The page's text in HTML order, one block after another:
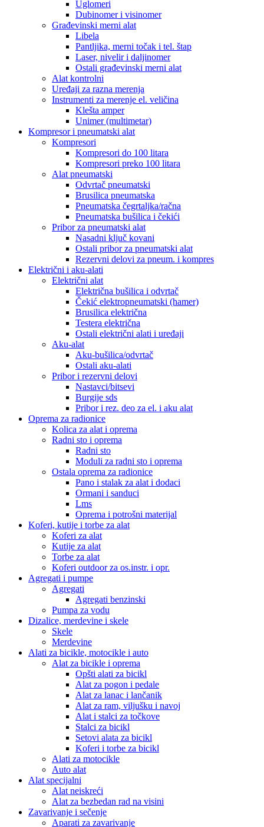
Uglomeri
Dubinomer i visinomer
Građevinski merni alat
Libela
Pantljika, merni točak i tel. štap
Laser, nivelir i daljinomer
Ostali građevinski merni alat
Alat kontrolni
Uređaji za razna merenja
Instrumenti za merenje el. veličina
Klešta amper
Unimer (multimetar)
Kompresor i pneumatski alat
Kompresori
Kompresori do 100 litara
Kompresori preko 100 litara
Alat pneumatski
Odvrtač pneumatski
Brusilica pneumatska
Pneumatska čegrtaljka/račna
Pneumatska bušilica i čekići
Pribor za pneumatski alat
Nasadni ključ kovani
Ostali pribor za pneumatski alat
Rezervni delovi za pneum. i kompres
Električni i aku-alati
Električni alat
Električna bušilica i odvrtač
Čekić elektropneumatski (hamer)
Brusilica električna
Testera električna
Ostali električni alati i uređaji
Aku-alat
Aku-bušilica/odvrtač
Ostali aku-alati
Pribor i rezervni delovi
Nastavci/bitsevi
Burgije sds
Pribor i rez. deo za el. i aku alat
Oprema za radionice
Kolica za alat i oprema
Radni sto i oprema
Radni sto
Moduli za radni sto i oprema
Ostala oprema za radionice
Pano i stalak za alat i dodaci
Ormani i sanduci
Lms
Oprema i potrošni materijal
Koferi, kutije i torbe za alat
Koferi za alat
Kutije za alat
Torbe za alat
Koferi outdoor za os.instr. i opr.
Agregati i pumpe
Agregati
Agregati benzinski
Pumpa za vodu
Dizalice, merdevine i skele
Skele
Merdevine
Alati za bicikle, motocikle i auto
Alat za bicikle i oprema
Opšti alati za bicikl
Alat za pogon i pedale
Alat za lanac i lančanik
Alat za ram, viljušku i navoj
Alat i stalci za točkove
Stalci za bicikl
Setovi alata za bicikl
Koferi i torbe za bicikl
Alati za motocikle
Auto alat
Alat specijalni
Alat neiskreći
Alat za bezbedan rad na visini
Zavarivanje i sečenje
Aparati za zavarivanje